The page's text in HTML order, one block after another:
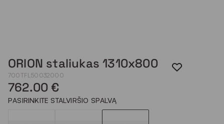
ORION staliukas 1310x800
700TFL50032000
762.00 €
PASIRINKITE STALVIRŠIO SPALVĄ